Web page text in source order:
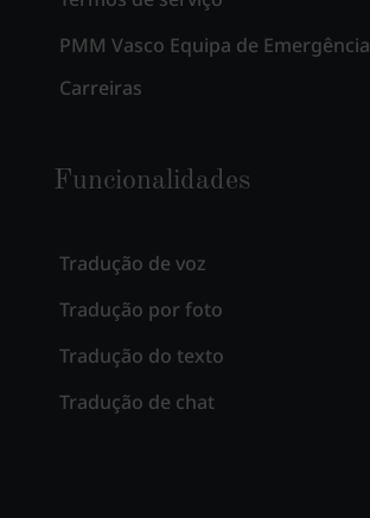
PMM Vasco Equipa de Emergência
Carreiras
Funcionalidades
Tradução de voz
Tradução por foto
Tradução do texto
Tradução de chat